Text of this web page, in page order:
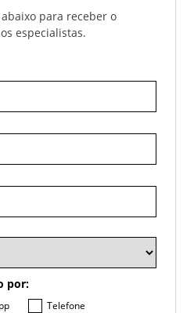
para receber o
especialistas.
por:
Telefone